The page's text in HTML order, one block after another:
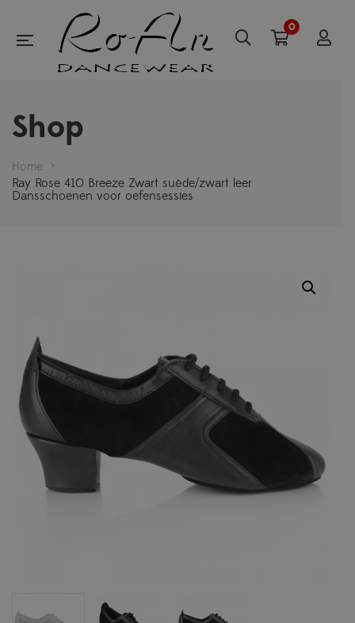
0
Shop
Home >
Ray Rose 410 Breeze Zwart suède/zwart leer
Dansschoenen voor oefensessies